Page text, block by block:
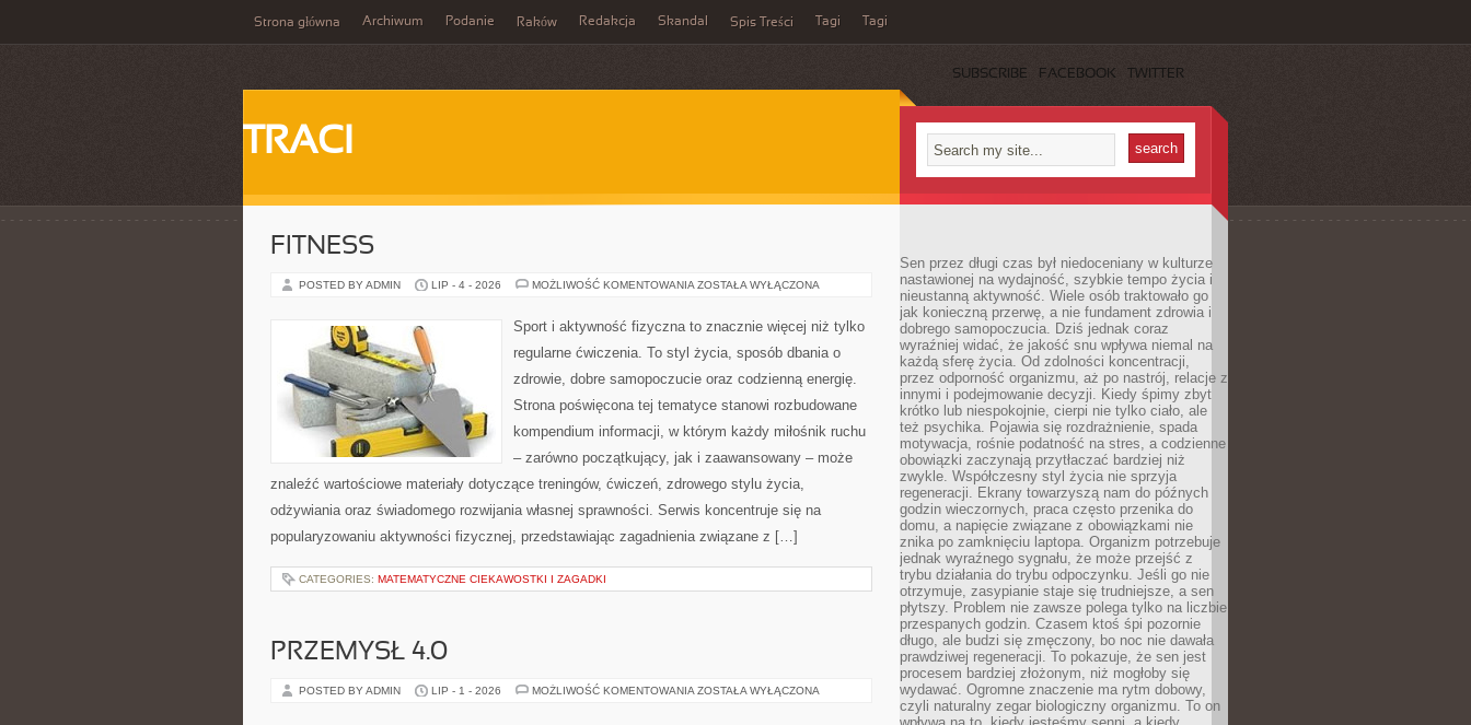
Strona główna Archiwum Podanie Raków Redakcja Skandal Spis Treści Tagi Tagi
SUBSCRIBE FACEBOOK TWITTER
TRACI
FITNESS
POSTED BY ADMIN LIP - 4 - 2026 MOŻLIWOŚĆ KOMENTOWANIA FITNESS
ZOSTAŁA WYŁĄCZONA
Sport i aktywność fizyczna to znacznie więcej niż tylko
regularne ćwiczenia. To styl życia, sposób dbania o
zdrowie, dobre samopoczucie oraz codzienną energię.
Strona poświęcona tej tematyce stanowi rozbudowane
kompendium informacji, w którym każdy miłośnik ruchu
– zarówno początkujący, jak i zaawansowany – może
znaleźć wartościowe materiały dotyczące treningów, ćwiczeń, zdrowego stylu życia,
odżywiania oraz świadomego rozwijania własnej sprawności. Serwis koncentruje się na
popularyzowaniu aktywności fizycznej, przedstawiając zagadnienia związane z […]
CATEGORIES: MATEMATYCZNE CIEKAWOSTKI I ZAGADKI
PRZEMYSŁ 4.0
POSTED BY ADMIN LIP - 1 - 2026 MOŻLIWOŚĆ KOMENTOWANIA PRZEMYSŁ
ZOSTAŁA WYŁĄCZONA
Sen przez długi czas był niedoceniany w kulturze
nastawionej na wydajność, szybkie tempo życia i
nieustanną aktywność. Wiele osób traktowało go
jak konieczną przerwę, a nie fundament zdrowia i
dobrego samopoczucia. Dziś jednak coraz
wyraźniej widać, że jakość snu wpływa niemal na
każdą sferę życia. Od zdolności koncentracji,
przez odporność organizmu, aż po nastrój, relacje z
innymi i podejmowanie decyzji. Kiedy śpimy zbyt
krótko lub niespokojnie, cierpi nie tylko ciało, ale
też psychika. Pojawia się rozdrażnienie, spada
motywacja, rośnie podatność na stres, a codzienne
obowiązki zaczynają przytłaczać bardziej niż
zwykle. Współczesny styl życia nie sprzyja
regeneracji. Ekrany towarzyszą nam do późnych
godzin wieczornych, praca często przenika do
domu, a napięcie związane z obowiązkami nie
znika po zamknięciu laptopa. Organizm potrzebuje
jednak wyraźnego sygnału, że może przejść z
trybu działania do trybu odpoczynku. Jeśli go nie
otrzymuje, zasypianie staje się trudniejsze, a sen
płytszy. Problem nie zawsze polega tylko na liczbie
przespanych godzin. Czasem ktoś śpi pozornie
długo, ale budzi się zmęczony, bo noc nie dawała
prawdziwej regeneracji. To pokazuje, że sen jest
procesem bardziej złożonym, niż mogłoby się
wydawać. Ogromne znaczenie ma rytm dobowy,
czyli naturalny zegar biologiczny organizmu. To on